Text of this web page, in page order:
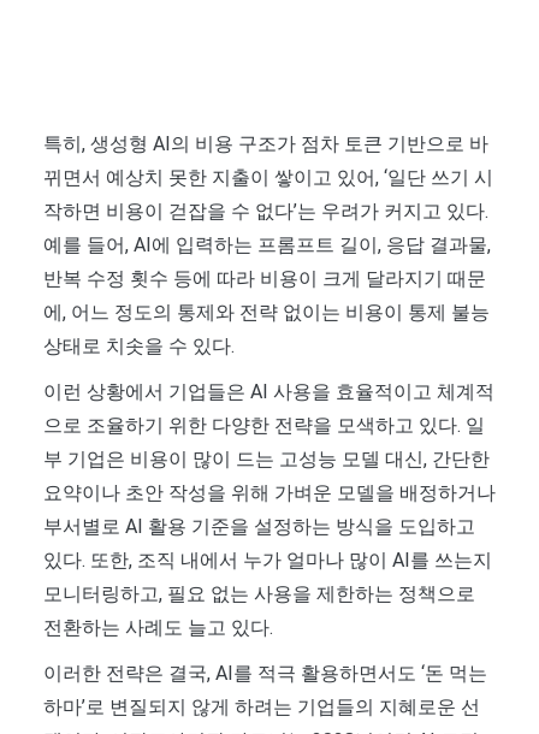
특히, 생성형 AI의 비용 구조가 점차 토큰 기반으로 바
뀌면서 예상치 못한 지출이 쌓이고 있어, ‘일단 쓰기 시
작하면 비용이 걷잡을 수 없다’는 우려가 커지고 있다.
예를 들어, AI에 입력하는 프롬프트 길이, 응답 결과물,
반복 수정 횟수 등에 따라 비용이 크게 달라지기 때문
에, 어느 정도의 통제와 전략 없이는 비용이 통제 불능
상태로 치솟을 수 있다.
이런 상황에서 기업들은 AI 사용을 효율적이고 체계적
으로 조율하기 위한 다양한 전략을 모색하고 있다. 일
부 기업은 비용이 많이 드는 고성능 모델 대신, 간단한
요약이나 초안 작성을 위해 가벼운 모델을 배정하거나
부서별로 AI 활용 기준을 설정하는 방식을 도입하고
있다. 또한, 조직 내에서 누가 얼마나 많이 AI를 쓰는지
모니터링하고, 필요 없는 사용을 제한하는 정책으로
전환하는 사례도 늘고 있다.
이러한 전략은 결국, AI를 적극 활용하면서도 ‘돈 먹는
하마’로 변질되지 않게 하려는 기업들의 지혜로운 선